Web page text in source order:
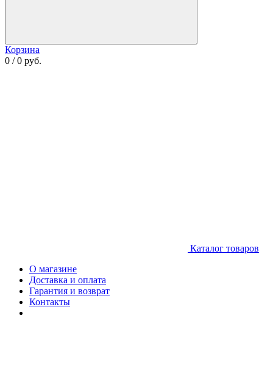
Корзина
0 / 0 руб.
Каталог товаров
О магазине
Доставка и оплата
Гарантия и возврат
Контакты